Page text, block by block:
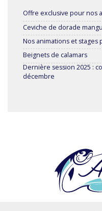
Offre exclusive pour nos
Ceviche de dorade
Nos animations et stages
Beignets de calamars
Dernière session 2025 :
décembre